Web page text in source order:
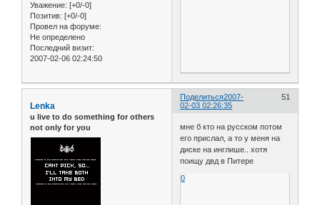
Уважение: [+0/-0]
Позитив: [+0/-0]
Провел на форуме:
Не определено
Последний визит:
2007-02-06 02:24:50
Поделиться 51
2007-
02-03 02:26:35
Lenka
u live to do something for others
not only for you
мне б кто на русском потом
его прислал, а то у меня на
диске на инглише.. хотя
поищу двд в Питере
0